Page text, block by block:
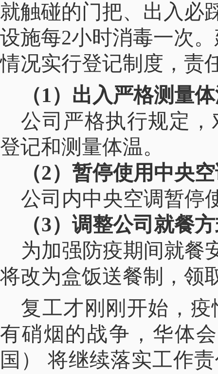
就触碰的门把、出入必
设施每2小时消毒一次
情况实行登记制度，责
（1）出入严格测量
公司严格执行规定
登记和测量体温。
（2） 暂停使用中央
公司内中央空调暂停
（3）调整公司就餐
为加强防疫期间就餐
将改为盒饭送餐制，领
复工才刚刚开始，
有硝烟的战争，华体
国） 将继续落实工作